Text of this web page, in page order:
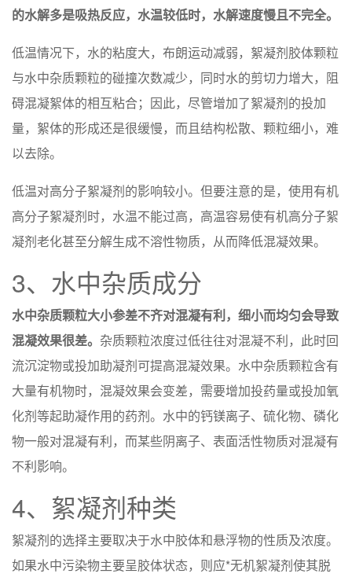
的水解多是吸热反应，水温较低时，水解速度慢且不完全。
低温情况下，水的粘度大，布朗运动减弱，絮凝剂胶体颗粒
与水中杂质颗粒的碰撞次数减少，同时水的剪切力增大，阻
碍混凝絮体的相互粘合；因此，尽管增加了絮凝剂的投加
量，絮体的形成还是很缓慢，而且结构松散、颗粒细小，难
以去除。
低温对高分子絮凝剂的影响较小。但要注意的是，使用有机
高分子絮凝剂时，水温不能过高，高温容易使有机高分子絮
凝剂老化甚至分解生成不溶性物质，从而降低混凝效果。
3、水中杂质成分
水中杂质颗粒大小参差不齐对混凝有利，细小而均匀会导致
混凝效果很差。 杂质颗粒浓度过低往往对混凝不利，此时回
流沉淀物或投加助凝剂可提高混凝效果。水中杂质颗粒含有
大量有机物时，混凝效果会变差，需要增加投药量或投加氧
化剂等起助凝作用的药剂。水中的钙镁离子、硫化物、磷化
物一般对混凝有利，而某些阴离子、表面活性物质对混凝有
不利影响。
4、絮凝剂种类
絮凝剂的选择主要取决于水中胶体和悬浮物的性质及浓度。
如果水中污染物主要呈胶体状态，则应*无机絮凝剂使其脱